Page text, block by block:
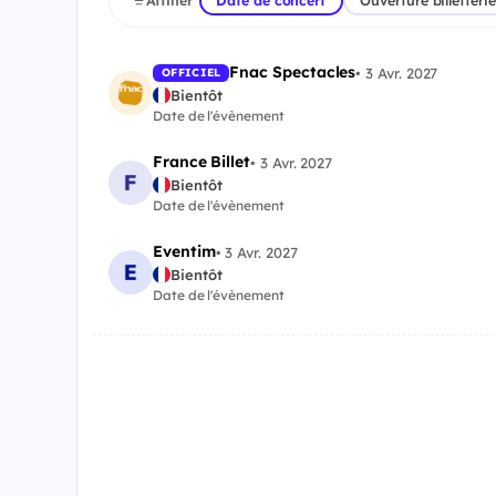
OFFICIEL Fnac Spectacles•3 Avr. 2027
Bientôt
Date de l'évènement
France Billet• 3 Avr. 2027
Bientôt
Date de l'évènement
Eventim•3 Avr. 2027
Bientôt
Date de l'évènement